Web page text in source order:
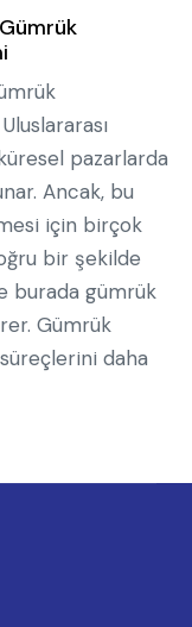
pazarlarda
Ancak, bu
için birçok
bir şekilde
burada gümrük
Gümrük
daha